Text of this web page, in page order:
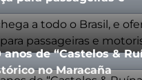
anos de “Castelos &
no Maracaña